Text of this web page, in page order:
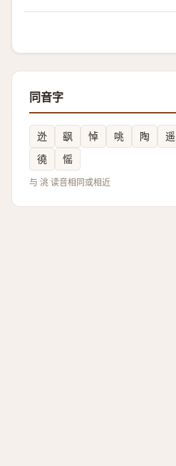
同音字
迯 飖 悼 咷 陶 遥
徺
愮
与 洮 读音相同或相近